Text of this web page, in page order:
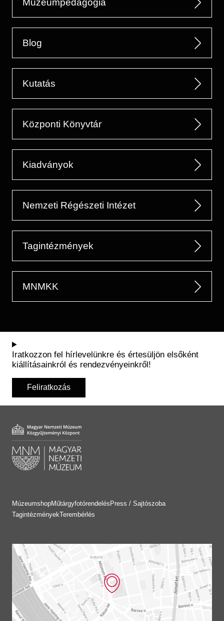
Múzeumpedagógia
Blog
Kutatás
Központi Könyvtár
Kiadványok
Nemzeti Régészeti Intézet
Tagintézmények
MNMKK
Iratkozzon fel hírlevelünkre és értesüljön elsőként
kiállításainkról és rendezvényeinkről!
Feliratkozás
MúzeumshopMűtárgyfotórendelés Press / Sajtószoba
TagintézményekTerembérlés